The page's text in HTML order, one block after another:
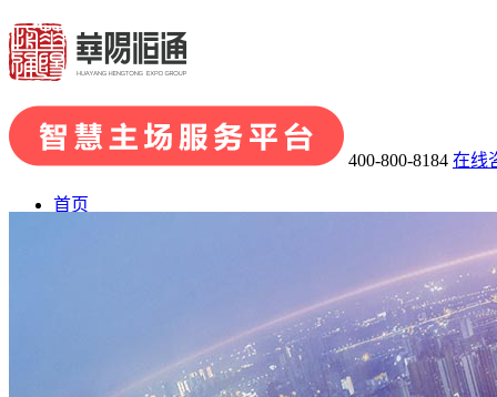
400-800-8184 在线
首页
· 企业文化
· 会展品牌策划· 会展组织及承办 · 主场运营管理· 场馆运